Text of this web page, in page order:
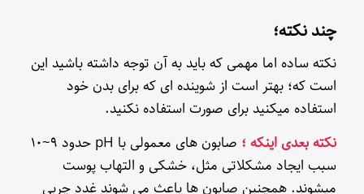
چند نکته؛
نکته ساده اما مهمی که باید به آن توجه داشته باشید این
است که؛ بهتر است از شوینده ای که برای بدن خود
استفاده میکنید برای صورت استفاده نکنید.
نکته بعدی اینکه ؛
صابون های معمولی با pH حدود ۹~۱۰
سبب ایجاد مشکلاتی مثل، خشکی و التهاب پوست
میشوند. همچنین صابون ها باعث می شوند غدد چربی